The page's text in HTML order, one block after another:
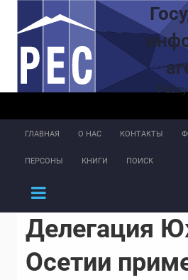
Перейти к основному содержанию
ГЛАВНАЯ О НАС КОНТАКТЫ
ПЕРСОНЫ КНИГИ ПОИСК
Делегация
Осетии